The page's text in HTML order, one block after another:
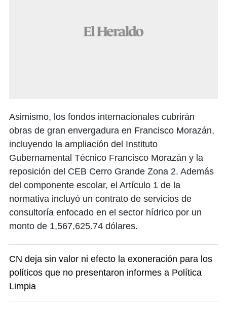
Asimismo, los fondos internacionales cubrirán
obras de gran envergadura en Francisco Morazán,
incluyendo la ampliación del Instituto
Gubernamental Técnico Francisco Morazán y la
reposición del CEB Cerro Grande Zona 2. ​Además
del componente escolar, el Artículo 1 de la
normativa incluyó un contrato de servicios de
consultoría enfocado en el sector hídrico por un
monto de 1,567,625.74 dólares.
CN deja sin valor ni efecto la exoneración para los
políticos que no presentaron informes a Política
Limpia